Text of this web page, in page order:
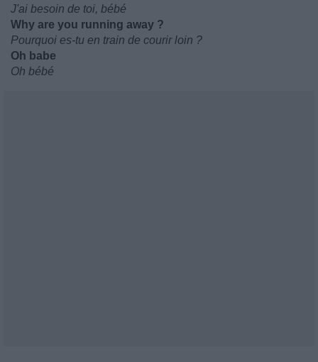
J'ai besoin de toi, bébé
Why are you running away ?
Pourquoi es-tu en train de courir loin ?
Oh babe
Oh bébé